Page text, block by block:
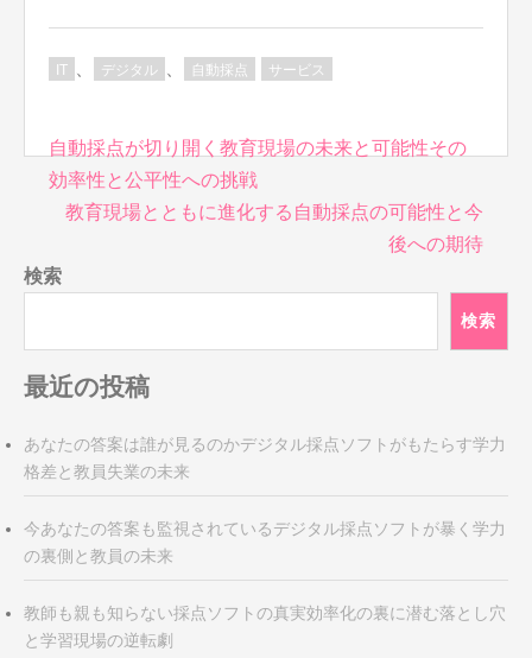
IT デジタル 自動採点 サービス
投
稿
ナ
ゲ
ー
ョ
ン
自動採点が切り開く教育現場の未来と可能性その
効率性と公平性への挑戦
教育現場とともに進化する自動採点の可能性と今
後への期待
検索
検索
最近の投稿
あなたの答案は誰が見るのかデジタル採点ソフトがもたらす学力
格差と教員失業の未来
今あなたの答案も監視されているデジタル採点ソフトが暴く学力
の裏側と教員の未来
教師も親も知らない採点ソフトの真実効率化の裏に潜む落とし穴
と学習現場の逆転劇